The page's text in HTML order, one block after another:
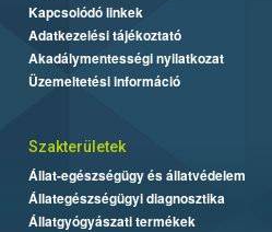
Kapcsolódó linkek
Adatkezelési tájékoztató
Akadálymentességi nyilatkozat
Üzemeltetési információ
Szakterületek
Állat-egészségügy és állatvédelem
Állategészségügyi diagnosztika
Állatgyógyászati termékek